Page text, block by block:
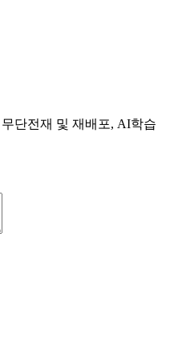
단전재 및 재배포, AI학습